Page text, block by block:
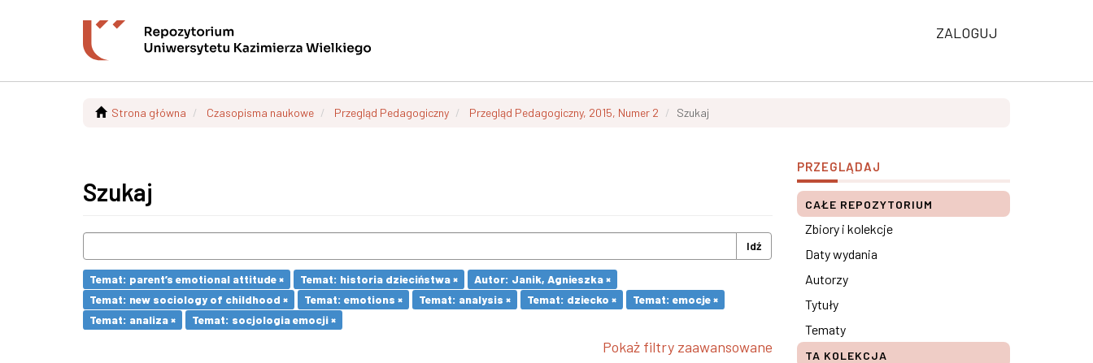
ZALOGUJ
Strona główna Czasopisma naukowe Przegląd Pedagogiczny Przegląd Pedagogiczny, 2015, Numer 2 Szukaj
Szukaj
Idź
Temat: parent’s emotional attitude × Temat: historia dzieciństwa ×
Autor: Janik, Agnieszka ×
Temat: new sociology of childhood ×
Temat: emotions × Temat: analysis × Temat: dziecko ×
Temat: emocje ×
Temat: analiza ×
Temat: socjologia emocji ×
Pokaż filtry zaawansowane
PRZEGLĄDAJ
CAŁE REPOZYTORIUM
Zbiory i kolekcje
Daty wydania
Autorzy
Tytuły
Tematy
TA KOLEKCJA